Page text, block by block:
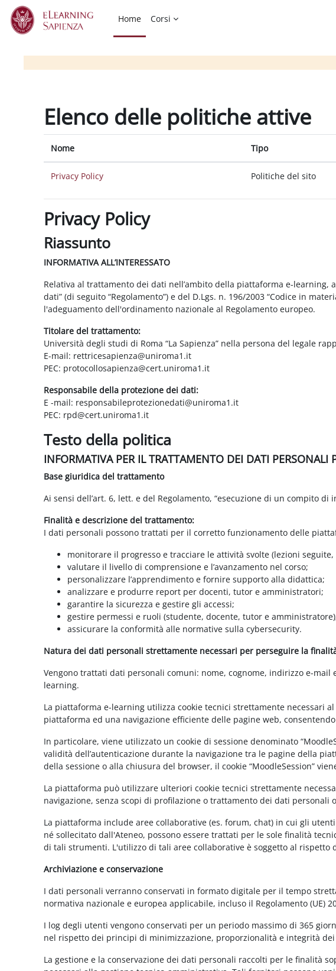
Vai al contenuto principale
Home
Corsi
Elenco delle politiche attive
Nome Tipo
Privacy Policy Politiche del sito
Privacy Policy
Riassunto
INFORMATIVA ALL’INTERESSATO
Relativa al trattamento dei dati nell’ambito della piattaforma e-learning,
dati” (di seguito “Regolamento”) e del D.Lgs. n. 196/2003 “Codice in
l'adeguamento dell'ordinamento nazionale al Regolamento europeo.
Titolare del trattamento:
Università degli studi di Roma “La Sapienza” nella persona del legale
E-mail: rettricesapienza@uniroma1.it
PEC: protocollosapienza@cert.uniroma1.it
Responsabile della protezione dei dati:
E -mail: responsabileprotezionedati@uniroma1.it
PEC: rpd@cert.uniroma1.it
Testo della politica
INFORMATIVA PER IL TRATTAMENTO DEI DATI
Base giuridica del trattamento
Ai sensi dell’art. 6, lett. e del Regolamento, “esecuzione di un compito
Finalità e descrizione del trattamento:
I dati personali possono trattati per il corretto funzionamento delle
monitorare il progresso e tracciare le attività svolte (lezioni
valutare il livello di comprensione e l’avanzamento nel corso;
personalizzare l’apprendimento e fornire supporto alla didattica;
analizzare e produrre report per docenti, tutor e amministratori;
garantire la sicurezza e gestire gli accessi;
gestire permessi e ruoli (studente, docente, tutor e
assicurare la conformità alle normative sulla cybersecurity.
Natura dei dati personali strettamente necessari per perseguire la
Vengono trattati dati personali comuni: nome, cognome, indirizzo e-
learning.
La piattaforma e-learning utilizza cookie tecnici strettamente necessari
piattaforma ed una navigazione efficiente delle pagine web,
In particolare, viene utilizzato un cookie di sessione denominato
validità dell’autenticazione durante la navigazione tra le pagine della
della sessione o alla chiusura del browser, il cookie “MoodleSession”
La piattaforma può utilizzare ulteriori cookie tecnici strettamente
navigazione, senza scopi di profilazione o trattamento dei dati personali
La piattaforma include aree collaborative (es. forum, chat) in cui gli
né sollecitato dall'Ateneo, possono essere trattati per le sole finalità
di tali strumenti. L'utilizzo di tali aree collaborative è soggetto al rispetto
Archiviazione e conservazione
I dati personali verranno conservati in formato digitale per il tempo
normativa nazionale e europea applicabile, incluso il Regolamento (UE)
I log degli utenti vengono conservati per un periodo massimo di 365
nel rispetto dei principi di minimizzazione, proporzionalità e integrità
La gestione e la conservazione dei dati personali raccolti per le finalità